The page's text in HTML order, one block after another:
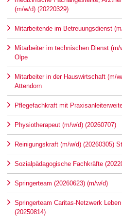
(m/w/d) (20220329)
Mitarbeitende im Betreuungsdienst
Mitarbeiter im technischen Dienst
Olpe
Mitarbeiter in der Hauswirtschaft (m/
Attendorn
Pflegefachkraft mit
Physiotherapeut (m/w/d) (20260707)
Reinigungskraft (m/w/d) (20260305)
Sozialpädagogische Fachkräfte
Springerteam (20260623) (m/w/d)
Springerteam Caritas-Netzwerk
(20250814)